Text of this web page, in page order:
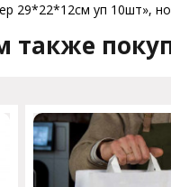
29*22*12см уп 10шт»,
также